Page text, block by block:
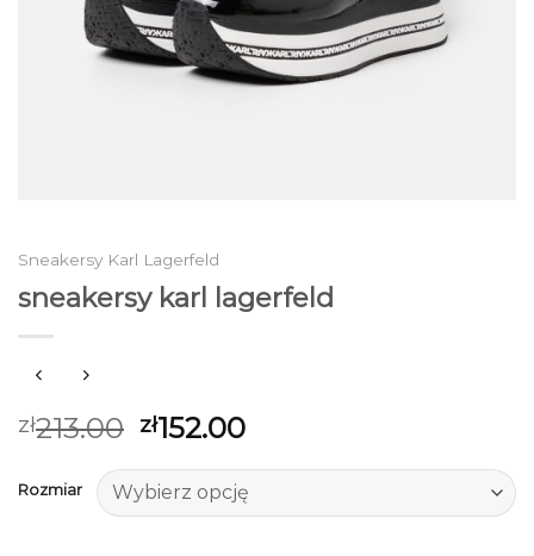
Sneakersy Karl Lagerfeld
sneakersy karl lagerfeld
zł213.00 zł152.00
Rozmiar